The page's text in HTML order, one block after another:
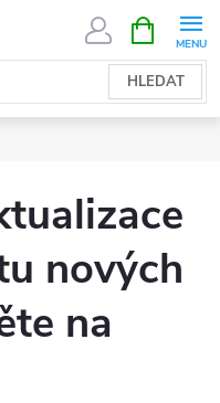
HLEDAT
NÁKUPNÍ
KOŠÍK
nových
na